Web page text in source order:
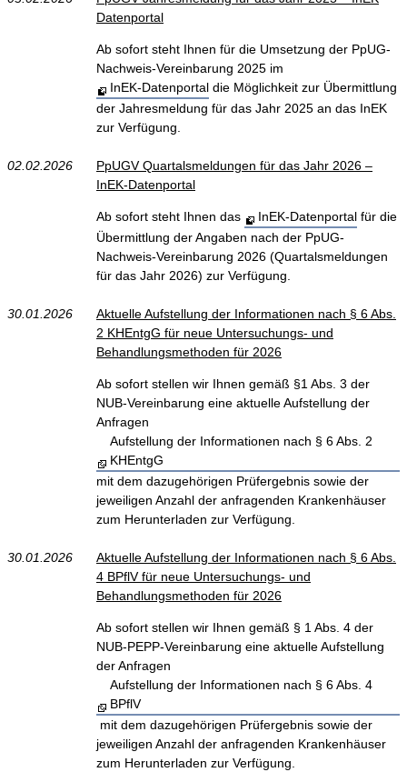
Datenportal
Ab sofort steht Ihnen für die Umsetzung der PpUG-
Nachweis-Vereinbarung 2025 im
InEK-Datenportal die Möglichkeit zur Übermittlung
der Jahresmeldung für das Jahr 2025 an das InEK
zur Verfügung.
02.02.2026
PpUGV Quartalsmeldungen für das Jahr 2026 –
InEK-Datenportal
Ab sofort steht Ihnen das InEK-Datenportal für die
Übermittlung der Angaben nach der PpUG-
Nachweis-Vereinbarung 2026 (Quartalsmeldungen
für das Jahr 2026) zur Verfügung.
30.01.2026
Aktuelle Aufstellung der Informationen nach § 6 Abs.
2 KHEntgG für neue Untersuchungs- und
Behandlungsmethoden für 2026
Ab sofort stellen wir Ihnen gemäß §1 Abs. 3 der
NUB-Vereinbarung eine aktuelle Aufstellung der
Anfragen
Aufstellung der Informationen nach § 6 Abs. 2
KHEntgG
mit dem dazugehörigen Prüfergebnis sowie der
jeweiligen Anzahl der anfragenden Krankenhäuser
zum Herunterladen zur Verfügung.
30.01.2026
Aktuelle Aufstellung der Informationen nach § 6 Abs.
4 BPflV für neue Untersuchungs- und
Behandlungsmethoden für 2026
Ab sofort stellen wir Ihnen gemäß § 1 Abs. 4 der
NUB-PEPP-Vereinbarung eine aktuelle Aufstellung
der Anfragen
Aufstellung der Informationen nach § 6 Abs. 4
BPflV
mit dem dazugehörigen Prüfergebnis sowie der
jeweiligen Anzahl der anfragenden Krankenhäuser
zum Herunterladen zur Verfügung.